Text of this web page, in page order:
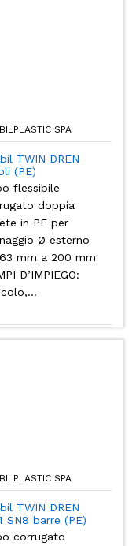
SPA
TWIN DREN
(PE)
flessibile
doppia
in PE per
Ø esterno
mm a 200 mm
D’IMPIEGO:
SPA
TWIN DREN
SN8 barre (PE)
corrugato